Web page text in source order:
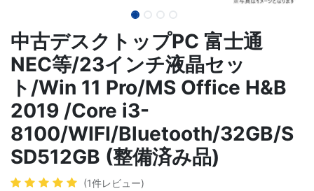
中古デスクトップPC 富士通
NEC等/23インチ液晶セッ
ト/Win 11 Pro/MS Office H&B
2019 /Core i3-
8100/WIFI/Bluetooth/32GB/S
SD512GB (整備済み品)
(1件レビュー)